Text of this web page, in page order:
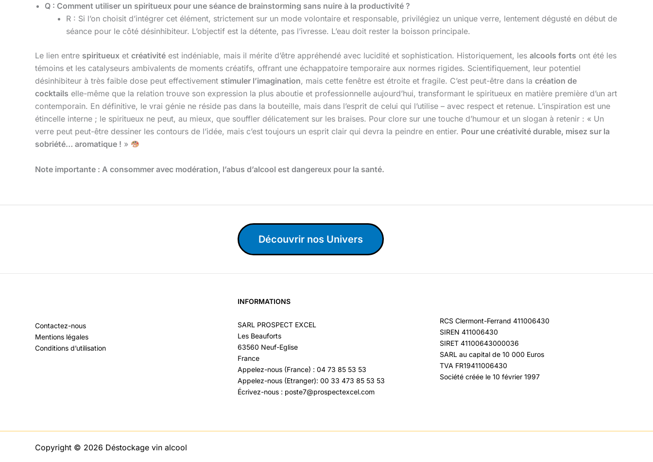
Q : Comment utiliser un spiritueux pour une séance de brainstorming sans nuire à la productivité ?
R : Si l’on choisit d’intégrer cet élément, strictement sur un mode volontaire et responsable, privilégiez un unique verre, lentement dégusté en début de
séance pour le côté désinhibiteur. L’objectif est la détente, pas l’ivresse. L’eau doit rester la boisson principale.
Le lien entre spiritueux et créativité est indéniable, mais il mérite d’être appréhendé avec lucidité et sophistication. Historiquement, les alcools forts ont été les
témoins et les catalyseurs ambivalents de moments créatifs, offrant une échappatoire temporaire aux normes rigides. Scientifiquement, leur potentiel
désinhibiteur à très faible dose peut effectivement stimuler l’imagination, mais cette fenêtre est étroite et fragile. C’est peut-être dans la création de
cocktails elle-même que la relation trouve son expression la plus aboutie et professionnelle aujourd’hui, transformant le spiritueux en matière première d’un art
contemporain. En définitive, le vrai génie ne réside pas dans la bouteille, mais dans l’esprit de celui qui l’utilise – avec respect et retenue. L’inspiration est une
étincelle interne ; le spiritueux ne peut, au mieux, que souffler délicatement sur les braises. Pour clore sur une touche d’humour et un slogan à retenir : « Un
verre peut peut-être dessiner les contours de l’idée, mais c’est toujours un esprit clair qui devra la peindre en entier. Pour une créativité durable, misez sur la
sobriété… aromatique ! »
Note importante : A consommer avec modération, l’abus d’alcool est dangereux pour la santé.
Découvrir nos Univers
Contactez-nous
Mentions légales
Conditions d’utilisation
INFORMATIONS
SARL PROSPECT EXCEL
Les Beauforts
63560 Neuf-Eglise
France
Appelez-nous (France) : 04 73 85 53 53
Appelez-nous (Etranger): 00 33 473 85 53 53
Écrivez-nous : poste7@prospectexcel.com
RCS Clermont-Ferrand 411006430
SIREN 411006430
SIRET 41100643000036
SARL au capital de 10 000 Euros
TVA FR19411006430
Société créée le 10 février 1997
Copyright © 2026 Déstockage vin alcool